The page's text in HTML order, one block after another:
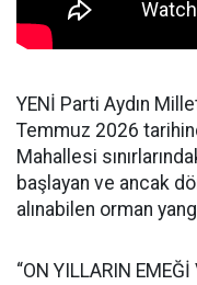
YENİ Parti Aydın
Temmuz 2026
Mahallesi
başlayan ve ancak
alınabilen orman
“ON YILLARIN